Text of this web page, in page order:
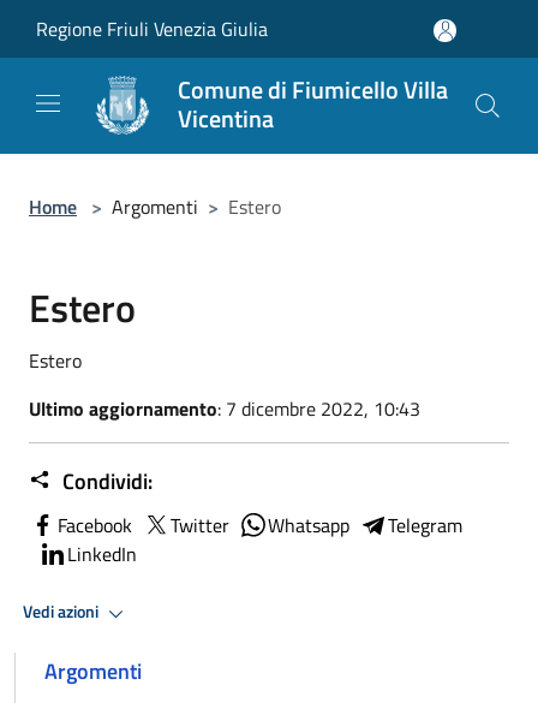
Regione Friuli Venezia Giulia
Comune di Fiumicello Villa
Vicentina
Home > Argomenti > Estero
Estero
Estero
Ultimo aggiornamento: 7 dicembre 2022, 10:43
Condividi:
Facebook Twitter Whatsapp
Telegram
LinkedIn
Vedi azioni
Argomenti